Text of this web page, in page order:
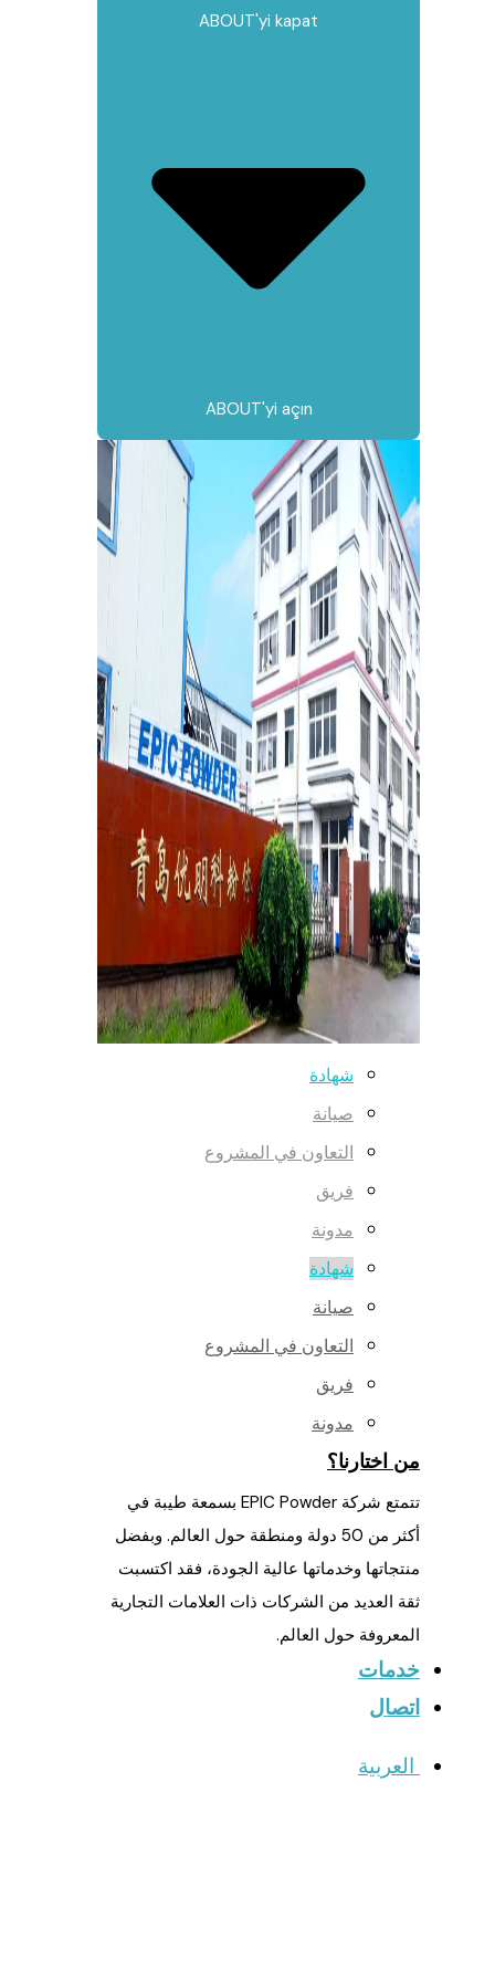
ABOUT'yi kapat
ABOUT'yi açın
شهادة
صيانة
التعاون في المشروع
فريق
مدونة
شهادة
صيانة
التعاون في المشروع
فريق
مدونة
من اختارنا؟
تتمتع شركة EPIC Powder بسمعة طيبة في
أكثر من 50 دولة ومنطقة حول العالم. وبفضل
منتجاتها وخدماتها عالية الجودة، فقد اكتسبت
ثقة العديد من الشركات ذات العلامات التجارية
المعروفة حول العالم.
خدمات
اتصال
العربية